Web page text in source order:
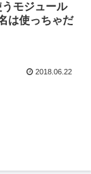
モジュール
は使っちゃだ
2018.06.22